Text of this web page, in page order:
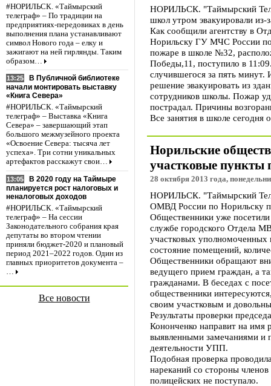
#НОРИЛЬСК. «Таймырский
телеграф» – По традиции на
предприятиях-передовиках в день
выполнения плана устанавливают
символ Нового года – елку и
зажигают на ней гирлянды. Таким
образом…
13:25
В Публичной библиотеке
начали монтировать выставку
«Книга Севера»
#НОРИЛЬСК. «Таймырский
телеграф» – Выставка «Книга
Севера» – завершающий этап
большого межмузейного проекта
«Освоение Севера: тысяча лет
успеха». Три сотни уникальных
артефактов расскажут свои…
13:05
В 2020 году на Таймыре
планируется рост налоговых и
неналоговых доходов
#НОРИЛЬСК. «Таймырский
телеграф» – На сессии
Законодательного собрания края
депутаты во втором чтении
приняли бюджет-2020 и плановый
период 2021–2022 годов. Один из
главных приоритетов документа –
…
Все новости
НОРИЛЬСК. "Таймырский
школ утром эвакуировали из-
Как сообщили агентству в
Норильску ГУ МЧС России
пожаре в школе №32,
Победы,11, поступило в
случившегося за пять минут.
решение эвакуировать из
сотрудников школы. Пожар
пострадал. Причины
Все занятия в школе сегодня
Норильские
участковые пункты
28 октября 2013 года,
НОРИЛЬСК. "Таймырский
ОМВД России по Норильску
Общественники уже
службе городского Отдела
участковых уполномоченных
состояние помещений,
Общественники обращают
ведущего прием граждан, а
гражданами. В беседах с
общественники
своим участковым и
Результаты проверки
Кононченко направит на имя
выявленными замечаниями
деятельности УПП.
Подобная проверка
нареканий со стороны
полицейских не поступало.